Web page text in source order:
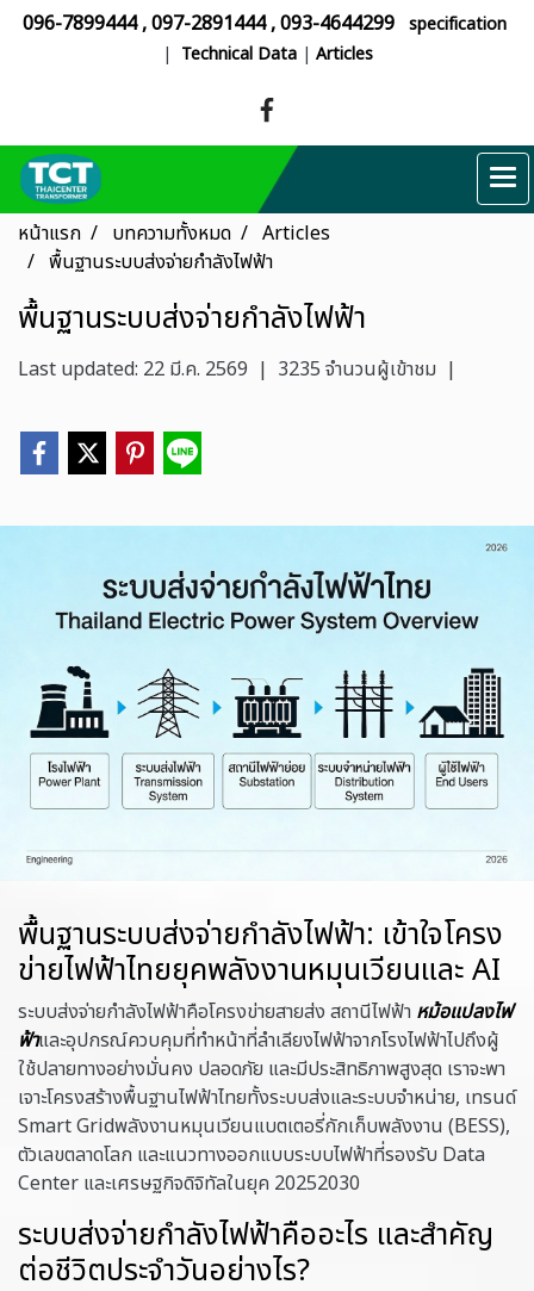
096-7899444,097-2891444,093-4644299 specification
| Technical Data| Articles
หน้าแรก บทความทั้งหมด
Articles
พื้นฐานระบบส่งจ่ายกำลังไฟฟ้า
พื้นฐานระบบส่งจ่ายกำลังไฟฟ้า
Last updated: 22 มี.ค. 2569 | 3235 จำนวนผู้เข้าชม |
พื้นฐานระบบส่งจ่ายกำลังไฟฟ้า: เข้าใจโครง
ข่ายไฟฟ้าไทยยุคพลังงานหมุนเวียนและ AI
ระบบส่งจ่ายกำลังไฟฟ้าคือโครงข่ายสายส่ง สถานีไฟฟ้า หม้อแปลงไฟ
ฟ้าและอุปกรณ์ควบคุมที่ทำหน้าที่ลำเลียงไฟฟ้าจากโรงไฟฟ้าไปถึงผู้
ใช้ปลายทางอย่างมั่นคง ปลอดภัย และมีประสิทธิภาพสูงสุด เราจะพา
เจาะโครงสร้างพื้นฐานไฟฟ้าไทยทั้งระบบส่งและระบบจำหน่าย, เทรนด์
Smart Gridพลังงานหมุนเวียนแบตเตอรี่กักเก็บพลังงาน (BESS),
ตัวเลขตลาดโลก และแนวทางออกแบบระบบไฟฟ้าที่รองรับ Data
Center และเศรษฐกิจดิจิทัลในยุค 20252030
ระบบส่งจ่ายกำลังไฟฟ้าคืออะไร และสำคัญ
ต่อชีวิตประจำวันอย่างไร?